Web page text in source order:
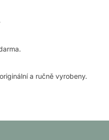
a ručně vyrobeny.